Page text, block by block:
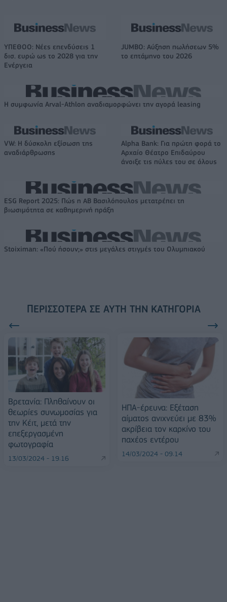
ΥΠΕΘΟΟ: Νέες επενδύσεις 1
δισ. ευρώ ως το 2028 για την
Ενέργεια
JUMBO: Αύξηση πωλήσεων 5%
το επτάμηνο του 2026
Η συμφωνία Arval-Athlon αναδιαμορφώνει την αγορά leasing
VW: Η δύσκολη εξίσωση της
αναδιάρθρωσης
Alpha Bank: Για πρώτη φορά το
Αρχαίο Θέατρο Επιδαύρου
άνοιξε τις πύλες του σε όλους
ESG Report 2025: Πώς η ΑΒ Βασιλόπουλος μετατρέπει τη
βιωσιμότητα σε καθημερινή πράξη
Stoiximan: «Πού ήσουν;» στις μεγάλες στιγμές του Ολυμπιακού
ΠΕΡΙΣΣΌΤΕΡΑ ΣΕ ΑΥΤΉ ΤΗΝ ΚΑΤΗΓΟΡΊΑ
Βρετανία: Πληθαίνουν οι
θεωρίες συνωμοσίας για
την Κέιτ, μετά την
επεξεργασμένη
φωτογραφία
13/03/2024 - 19:16
ΗΠΑ-έρευνα: Εξέταση
αίματος ανιχνεύει με 83%
ακρίβεια τον καρκίνο του
παχέος εντέρου
14/03/2024 - 09:14